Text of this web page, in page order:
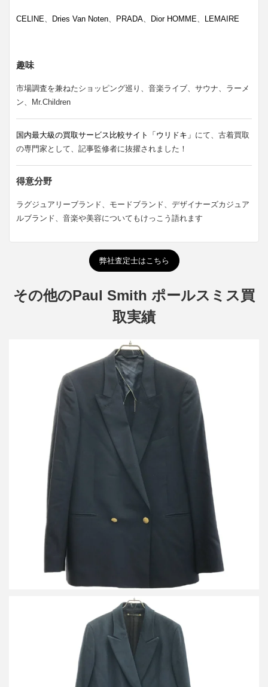
CELINE、 Dries Van Noten、 PRADA、 Dior HOMME、 LEMAIRE
趣味
市場調査を兼ねたショッピング巡り、音楽ライブ、サウナ、ラーメ
ン、Mr.Children
国内最大級の買取サービス比較サイト「ウリドキ」 にて、古着買取
の専門家として、記事監修者に抜擢されました！
得意分野
ラグジュアリーブランド、モードブランド、デザイナーズカジュア
ルブランド、音楽や美容についてもけっこう語れます
弊社査定士はこちら
その他のPaul Smith ポールスミス買
取実績
ポールスミス 19SS ブレザー テーラードジャケット
買取金額8,000円
詳しく見る